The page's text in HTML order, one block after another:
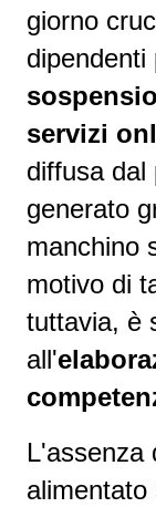
giorno
dipendenti
servizi
diffusa dal
generato
manchino
motivo di
tuttavia, è
all'
L'assenza
alimentato